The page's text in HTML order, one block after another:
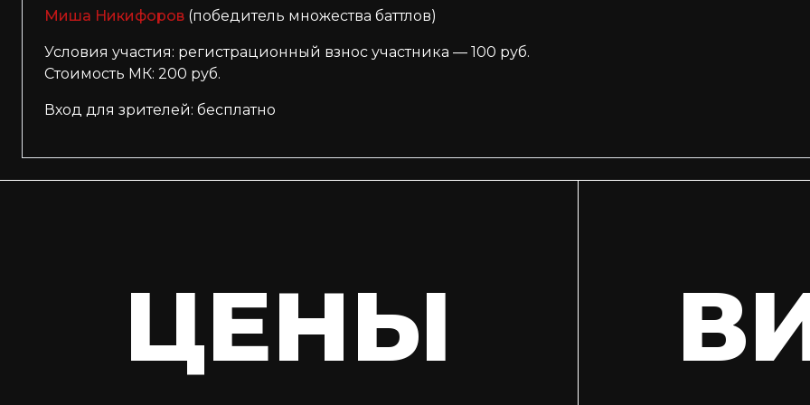
Миша Никифоров (победитель множества баттлов)
Условия участия: регистрационный взнос участника — 100 руб.
Стоимость МК: 200 руб.
Вход для зрителей: бесплатно
ЦЕНЫ